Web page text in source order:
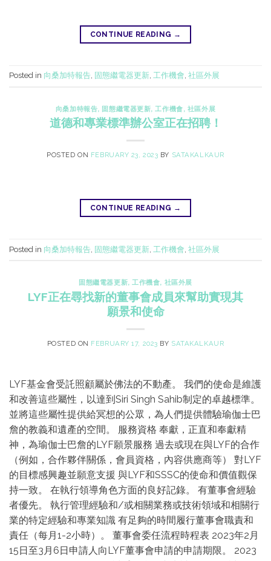
CONTINUE READING →
Posted in 向桑加特報告 固態繼電器更新 工作機會 社區外展
向桑加特報告, 固態繼電器更新, 工作機會, 社區外展
道德和專業標準辦公室正在招聘！
POSTED ON FEBRUARY 23, 2023 BY SATAKALKAUR
CONTINUE READING →
Posted in 向桑加特報告 固態繼電器更新 工作機會 社區外展
固態繼電器更新,工作機會, 社區外展
LYF正在尋找新的董事會成員來幫助實現其
願景和使命
POSTED ON FEBRUARY 17, 2023 BY SATAKALKAUR
LYF基金會受託照顧屬於佛法的不動產。 我們的使命是維護
和改善這些屬性，以達到Siri Singh Sahib制定的卓越標準。
並將這些屬性提供給冥想的公眾，為人們提供體驗瑜伽士巴
詹的教義和遺產的空間。 服務資格 奉獻，正直和奉獻精
神，為瑜伽士巴詹的LYF願景服務 過去或現在與LYF的合作
（例如，合作夥伴關係，會員資格，內容供應商等） 對LYF
的目標感興趣並願意支援 與LYF和SSSC的使命和價值觀保
持一致。 在執行領導角色方面的良好記錄。 有董事會經驗
者優先。 執行管理經驗和/或相關業務或技術領域和相關行
業的特定經驗和專業知識 有足夠的時間履行董事會職責和
責任（每月1-2小時）。 董事會委任流程時程表 2023年2月
15日至3月6日申請人向LYF董事會申請的申請期限。 2023